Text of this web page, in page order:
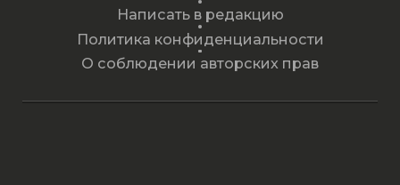
Написать в редакцию
Политика конфиденциальности
О соблюдении авторских прав